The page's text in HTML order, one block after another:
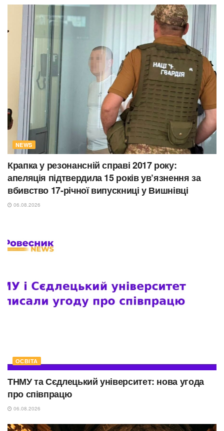
NEWS
Крапка у резонансній справі 2017 року:
апеляція підтвердила 15 років ув’язнення за
вбивство 17-річної випускниці у Вишнівці
06.08.2026
ОСВІТА
ТНМУ та Сєдлецький університет: нова угода
про співпрацю
06.08.2026